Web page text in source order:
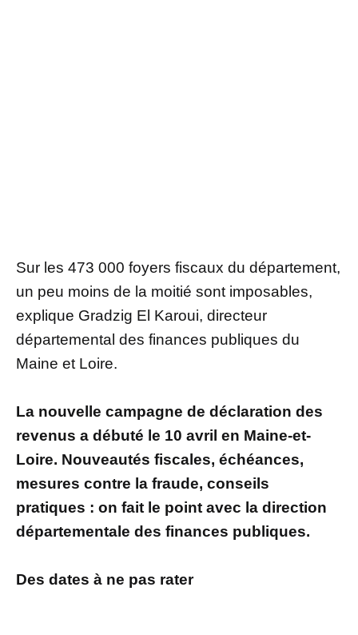
Sur les 473 000 foyers fiscaux du département,
un peu moins de la moitié sont imposables,
explique Gradzig El Karoui, directeur
départemental des finances publiques du
Maine et Loire.
La nouvelle campagne de déclaration des
revenus a débuté le 10 avril en Maine-et-
Loire. Nouveautés fiscales, échéances,
mesures contre la fraude, conseils
pratiques : on fait le point avec la direction
départementale des finances publiques.
Des dates à ne pas rater